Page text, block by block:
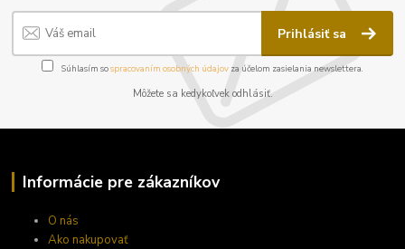
Prihlásiť sa
Súhlasím sospracovaním osobných údajov za účelom zasielania newslettera.
Môžete sa kedykoľvek odhlásiť.
Informácie pre zákazníkov
O nás
Ako nakupovať